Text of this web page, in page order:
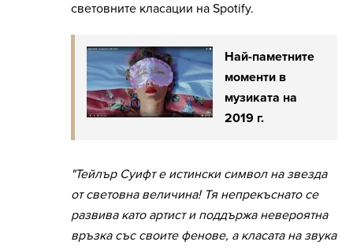
световните класации на Spotify.
Най-паметните
моменти в
музиката на
2019 г.
"Тейлър Суифт е истински символ на звезда
от световна величина! Тя непрекъснато се
развива като артист и поддържа невероятна
връзка със своите фенове, а класата на звука